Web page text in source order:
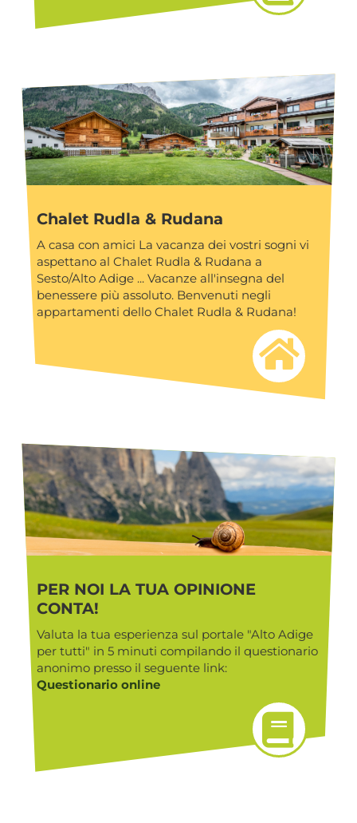
Chalet Rudla & Rudana
A casa con amici La vacanza dei vostri sogni vi
aspettano al Chalet Rudla & Rudana a
Sesto/Alto Adige ... Vacanze all'insegna del
benessere più assoluto. Benvenuti negli
appartamenti dello Chalet Rudla & Rudana!
PER NOI LA TUA OPINIONE
CONTA!
Valuta la tua esperienza sul portale "Alto Adige
per tutti" in 5 minuti compilando il questionario
anonimo presso il seguente link:
Questionario online